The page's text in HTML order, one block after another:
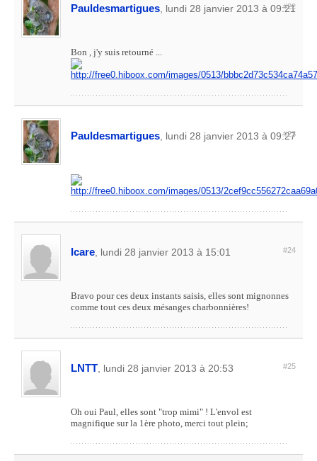
Pauldesmartigues , lundi 28 janvier 2013 à 09:21
#22
Bon , j'y suis retourné ...
Pauldesmartigues , lundi 28 janvier 2013 à 09:27
#23
Icare , lundi 28 janvier 2013 à 15:01 #24
Bravo pour ces deux instants saisis, elles sont mignonnes
comme tout ces deux mésanges charbonnières!
LNTT , lundi 28 janvier 2013 à 20:53 #25
Oh oui Paul, elles sont "trop mimi" ! L'envol est
magnifique sur la 1ère photo, merci tout plein;